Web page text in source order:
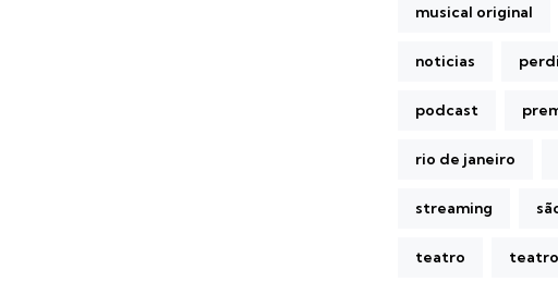
musical original
noticias
podcast
rio de janeiro
streaming
teatro